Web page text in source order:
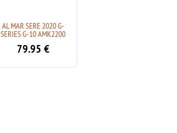
AL MAR SERE 2020 G-
SERIES G-10 AMK2200
79.95 €